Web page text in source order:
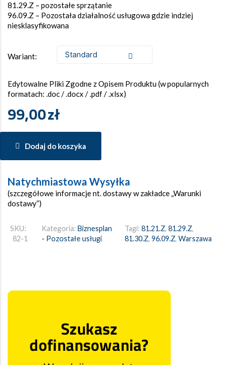
81.29.Z – pozostałe sprzątanie
96.09.Z – Pozostała działalność usługowa gdzie indziej
niesklasyfikowana
Wariant:
Edytowalne Pliki Zgodne z Opisem Produktu (w popularnych
formatach: .doc / .docx / .pdf / .xlsx)
99,00zł
Dodaj do koszyka
Natychmiastowa Wysyłka
(szczegółowe informacje nt. dostawy w zakładce „Warunki
dostawy”)
SKU:
82-1
Kategoria: Biznesplan
- Pozostałe usługi
Tagi: 81.21.Z, 81.29.Z,
81.30.Z, 96.09.Z, Warszawa